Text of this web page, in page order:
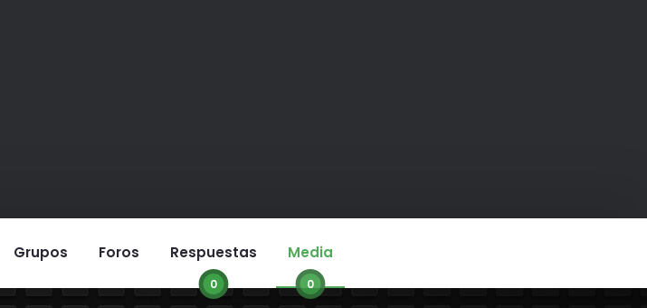
Grupos Foros Respuestas
0
Media
0